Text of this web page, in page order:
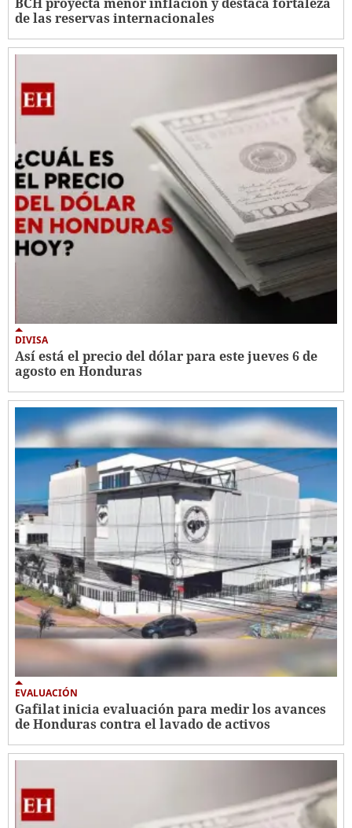
de las reservas internacionales
DIVISA
Así está el precio del dólar para este jueves 6 de
agosto en Honduras
EVALUACIÓN
Gafilat inicia evaluación para medir los avances
de Honduras contra el lavado de activos